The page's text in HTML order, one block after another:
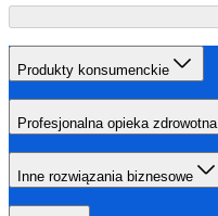
Produkty konsumenckie
Profesjonalna opieka zdrowotna
Inne rozwiązania biznesowe